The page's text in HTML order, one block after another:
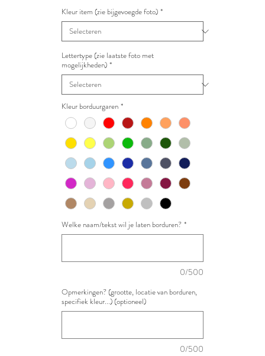
Kleur item (zie bijgevoegde foto) *
Lettertype (zie laatste foto met
mogelijkheden) *
Kleur borduurgaren *
Welke naam/tekst wil je laten borduren? *
0/500
Opmerkingen? (grootte, locatie van borduren,
specifiek kleur...) (optioneel)
0/500